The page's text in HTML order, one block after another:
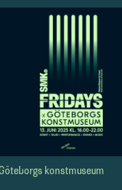
konstmuseum